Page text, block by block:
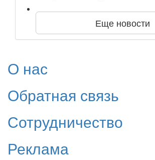
Еще новости
О нас
Обратная связь
Сотрудничество
Реклама